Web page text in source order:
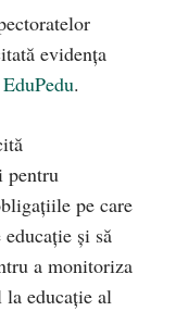
evidența
EduPedu.
pentru
pe care
şi să
a monitoriza
la educaţie al